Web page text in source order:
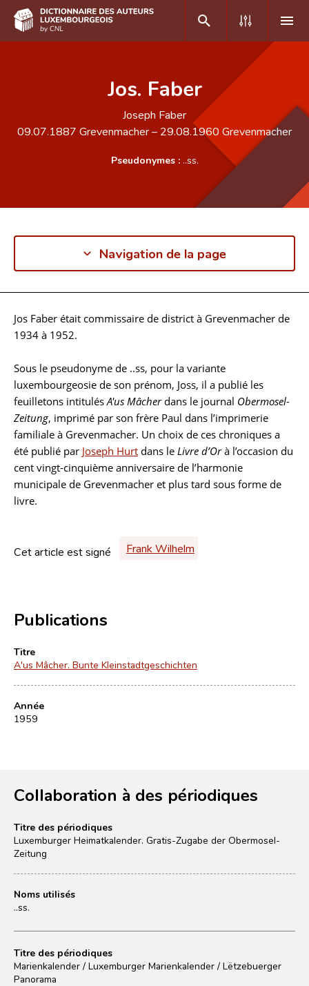
Accueil
Foire aux questions
CNL
Équipe scientifique
Contact
Jos. Faber
Joseph Faber
09.07.1887 Grevenmacher– 29.08.1960 Grevenmacher
Pseudonymes : ..ss.
Navigation de la page
Biographie
Jos Faber était commissaire de district à Grevenmacher de
1934 à 1952.
Sous le pseudonyme de ..ss, pour la variante
luxembourgeosie de son prénom, Joss, il a publié les
feuilletons intitulésA'us Mâcherdans le journal Obermosel-
Zeitung, imprimé par son frère Paul dans l’imprimerie
familiale à Grevenmacher. Un choix de ces chroniques a
été publié par Joseph Hurt dans le Livre d’Orà l’occasion du
cent vingt-cinquième anniversaire de l’harmonie
municipale de Grevenmacher et plus tard sous forme de
livre.
Cet article est signé Frank Wilhelm
Publications
Titre
A'us Mâcher. Bunte Kleinstadtgeschichten
Année
1959
Collaboration à des périodiques
Titre des périodiques
Luxemburger Heimatkalender. Gratis-Zugabe der Obermosel-
Zeitung
Noms utilisés
..ss.
Titre des périodiques
Marienkalender / Luxemburger Marienkalender / Lëtzebuerger
Panorama